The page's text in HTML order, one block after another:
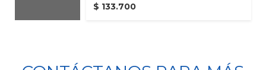
$ 133.700